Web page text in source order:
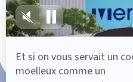
Paiement en 3x